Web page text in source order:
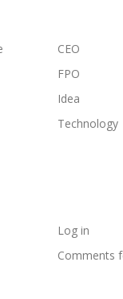
CEO
FPO
Idea
Technology
Log in
Comments